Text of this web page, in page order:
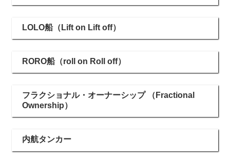
LOLO船（Lift on Lift off）
RORO船（roll on Roll off）
フラクショナル・オーナーシップ （Fractional
Ownership）
内航タンカー